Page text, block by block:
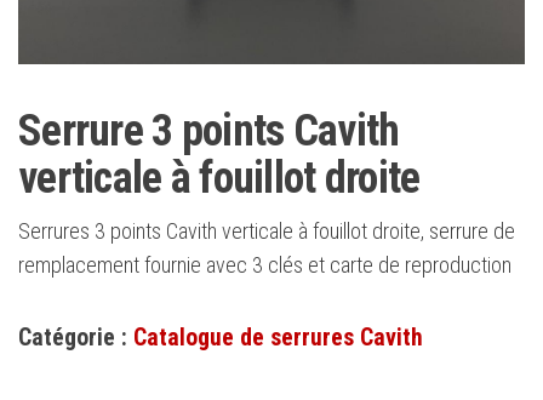
Serrure 3 points Cavith
verticale à fouillot droite
Serrures 3 points Cavith verticale à fouillot droite, serrure de
remplacement fournie avec 3 clés et carte de reproduction
Catégorie : Catalogue de serrures Cavith